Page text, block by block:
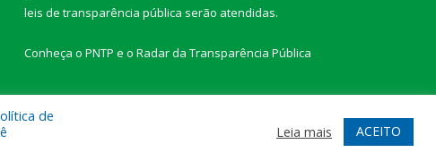
leis de transparência pública serão atendidas.
Conheça o PNTP e o Radar da Transparência Pública
de
Leia mais ACEITO